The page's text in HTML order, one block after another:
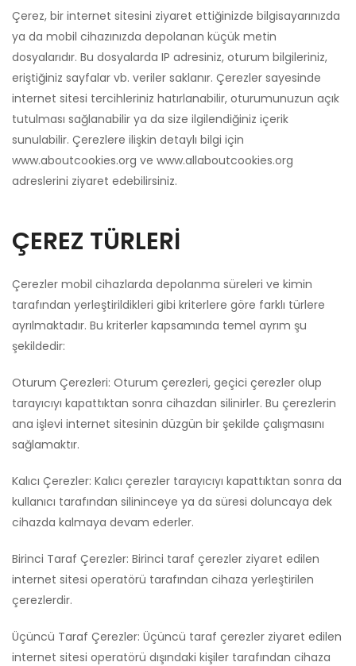
Çerez, bir internet sitesini ziyaret ettiğinizde bilgisayarınızda
ya da mobil cihazınızda depolanan küçük metin
dosyalarıdır. Bu dosyalarda IP adresiniz, oturum bilgileriniz,
eriştiğiniz sayfalar vb. veriler saklanır. Çerezler sayesinde
internet sitesi tercihleriniz hatırlanabilir, oturumunuzun açık
tutulması sağlanabilir ya da size ilgilendiğiniz içerik
sunulabilir. Çerezlere ilişkin detaylı bilgi için
www.aboutcookies.org ve www.allaboutcookies.org
adreslerini ziyaret edebilirsiniz.
ÇEREZ TÜRLERİ
Çerezler mobil cihazlarda depolanma süreleri ve kimin
tarafından yerleştirildikleri gibi kriterlere göre farklı türlere
ayrılmaktadır. Bu kriterler kapsamında temel ayrım şu
şekildedir:
Oturum Çerezleri: Oturum çerezleri, geçici çerezler olup
tarayıcıyı kapattıktan sonra cihazdan silinirler. Bu çerezlerin
ana işlevi internet sitesinin düzgün bir şekilde çalışmasını
sağlamaktır.
Kalıcı Çerezler: Kalıcı çerezler tarayıcıyı kapattıktan sonra da
kullanıcı tarafından silininceye ya da süresi doluncaya dek
cihazda kalmaya devam ederler.
Birinci Taraf Çerezler: Birinci taraf çerezler ziyaret edilen
internet sitesi operatörü tarafından cihaza yerleştirilen
çerezlerdir.
Üçüncü Taraf Çerezler: Üçüncü taraf çerezler ziyaret edilen
internet sitesi operatörü dışındaki kişiler tarafından cihaza